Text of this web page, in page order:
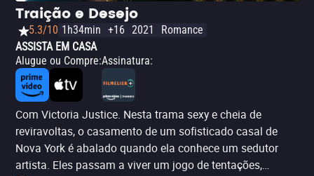
Traição e Desejo
5.3/10 1h34min +16 2021
Romance
ASSISTA EM CASA
Alugue ou Compre:Assinatura:
Com Victoria Justice. Nesta trama sexy e cheia de
reviravoltas, o casamento de um sofisticado casal de
Nova York é abalado quando ela conhece um sedutor
artista. Eles passam a viver um jogo de tentações,